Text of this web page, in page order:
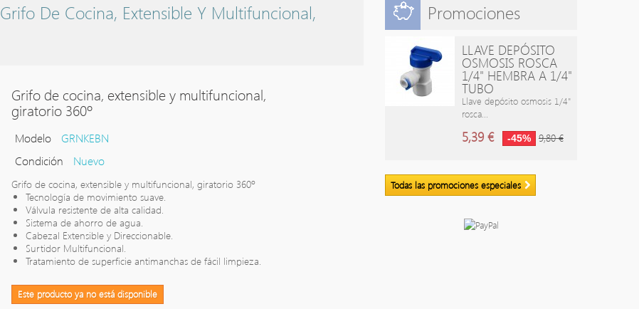
Grifo De Cocina, Extensible Y Multifuncional,
Grifo de cocina, extensible y multifuncional,
giratorio 360º
Modelo
GRNKEBN
Condición
Nuevo
Grifo de cocina, extensible y multifuncional, giratorio 360º
Tecnología de movimiento suave.
Válvula resistente de alta calidad.
Sistema de ahorro de agua.
Cabezal Extensible y Direccionable.
Surtidor Multifuncional.
Tratamiento de superficie antimanchas de fácil limpieza.
Este producto ya no está disponible
Promociones
LLAVE DEPÓSITO
OSMOSIS ROSCA
1/4" HEMBRA A 1/4"
TUBO
Llave depósito osmosis 1/4"
rosca...
5,39 € -45% 9,80 €
Todas las promociones especiales